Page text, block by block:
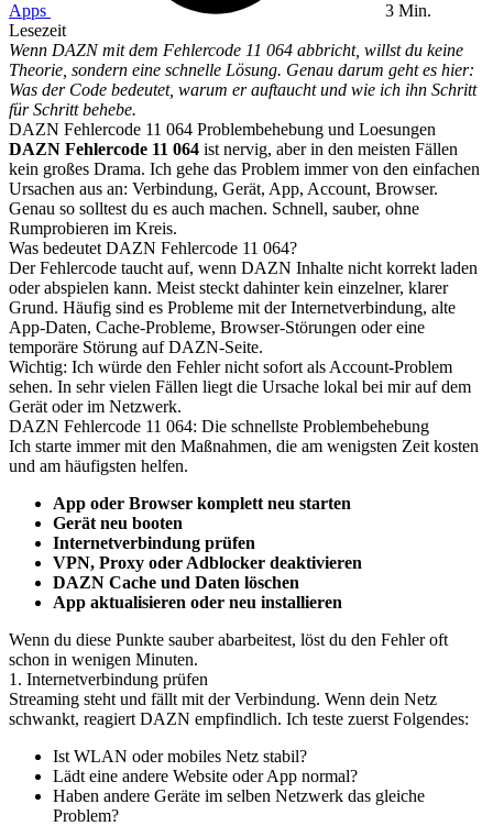
Apps
3 Min.
Lesezeit
Wenn DAZN mit dem Fehlercode 11 064 abbricht, willst du keine
Theorie, sondern eine schnelle Lösung. Genau darum geht es hier:
Was der Code bedeutet, warum er auftaucht und wie ich ihn Schritt
für Schritt behebe.
DAZN Fehlercode 11 064 Problembehebung und Loesungen
DAZN Fehlercode 11 064 ist nervig, aber in den meisten Fällen
kein großes Drama. Ich gehe das Problem immer von den einfachen
Ursachen aus an: Verbindung, Gerät, App, Account, Browser.
Genau so solltest du es auch machen. Schnell, sauber, ohne
Rumprobieren im Kreis.
Was bedeutet DAZN Fehlercode 11 064?
Der Fehlercode taucht auf, wenn DAZN Inhalte nicht korrekt laden
oder abspielen kann. Meist steckt dahinter kein einzelner, klarer
Grund. Häufig sind es Probleme mit der Internetverbindung, alte
App-Daten, Cache-Probleme, Browser-Störungen oder eine
temporäre Störung auf DAZN-Seite.
Wichtig: Ich würde den Fehler nicht sofort als Account-Problem
sehen. In sehr vielen Fällen liegt die Ursache lokal bei mir auf dem
Gerät oder im Netzwerk.
DAZN Fehlercode 11 064: Die schnellste Problembehebung
Ich starte immer mit den Maßnahmen, die am wenigsten Zeit kosten
und am häufigsten helfen.
App oder Browser komplett neu starten
Gerät neu booten
Internetverbindung prüfen
VPN, Proxy oder Adblocker deaktivieren
DAZN Cache und Daten löschen
App aktualisieren oder neu installieren
Wenn du diese Punkte sauber abarbeitest, löst du den Fehler oft
schon in wenigen Minuten.
1. Internetverbindung prüfen
Streaming steht und fällt mit der Verbindung. Wenn dein Netz
schwankt, reagiert DAZN empfindlich. Ich teste zuerst Folgendes:
Ist WLAN oder mobiles Netz stabil?
Lädt eine andere Website oder App normal?
Haben andere Geräte im selben Netzwerk das gleiche
Problem?